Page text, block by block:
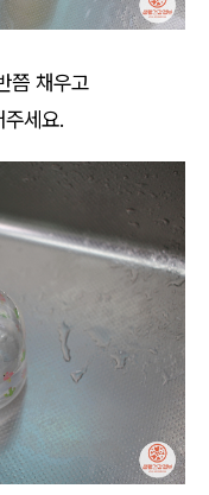
쯤 채우고
세요.